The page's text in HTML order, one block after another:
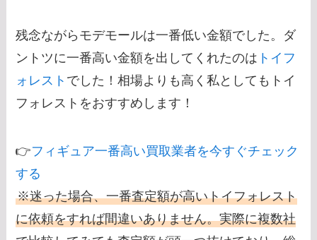
残念ながらモデモールは一番低い金額でした。ダ
ントツに一番高い金額を出してくれたのは トイフ
ォレスト でした！相場よりも高く私としてもトイ
フォレストをおすすめします！
👉フィギュア一番高い買取業者を今すぐチェック
する
※迷った場合、一番査定額が高いトイフォレスト
に依頼をすれば間違いありません。実際に複数社